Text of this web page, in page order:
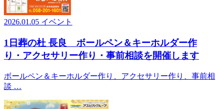
2026.01.05 イベント
1日葬の杜 長良 ボールペン＆キーホルダー作
り・アクセサリー作り・事前相談を開催します
ボールペン＆キーホルダー作り、アクセサリー作り、事前相
談 …